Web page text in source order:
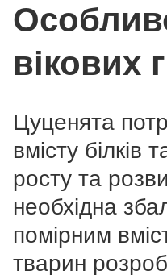
вікових
Цуценята
вмісту білків
росту та
необхідна
помірним
тварин